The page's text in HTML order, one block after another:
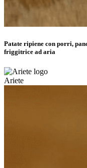
Patate ripiene con porri,
friggitrice ad aria
Ariete